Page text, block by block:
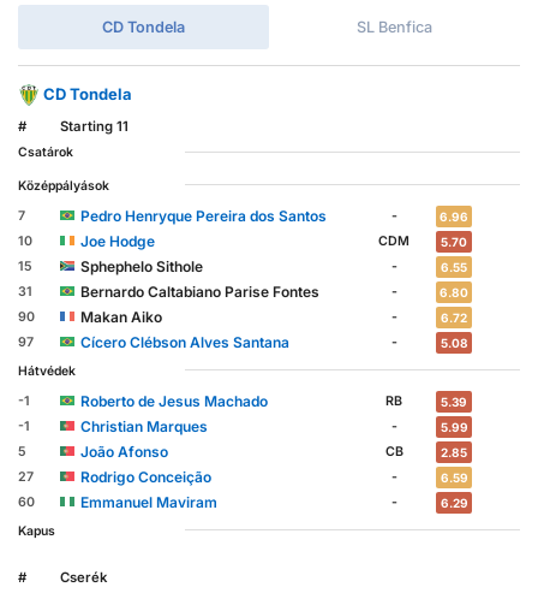
CD Tondela SL Benfica
CD Tondela
# Starting 11
Csatárok
Középpályások
7
Pedro Henryque Pereira dos Santos - 6.96
10 Joe Hodge CDM 5.70
15 Sphephelo Sithole - 6.55
31 Bernardo Caltabiano Parise Fontes - 6.80
90 Makan Aiko - 6.72
97 Cícero Clébson Alves Santana - 5.08
Hátvédek
-1
Roberto de Jesus Machado RB 5.39
-1 Christian Marques - 5.99
5 João Afonso CB 2.85
27 Rodrigo Conceição - 6.59
60 Emmanuel Maviram - 6.29
Kapus
# Cserék